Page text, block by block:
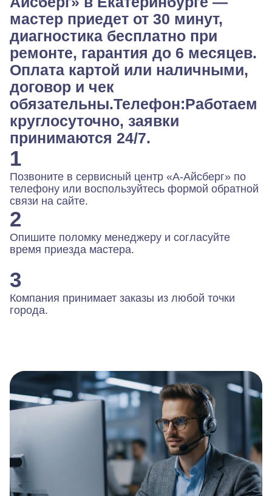
мастер приедет от 30 минут,
диагностика бесплатно при
ремонте, гарантия до 6 месяцев.
Оплата картой или наличными,
договор и чек
обязательны.Телефон:Работаем
круглосуточно, заявки
принимаются 24/7.
1
Позвоните в сервисный центр «А-Айсберг» по
телефону или воспользуйтесь формой обратной
связи на сайте.
2
Опишите поломку менеджеру и согласуйте
время приезда мастера.
3
Компания принимает заказы из любой точки
города.